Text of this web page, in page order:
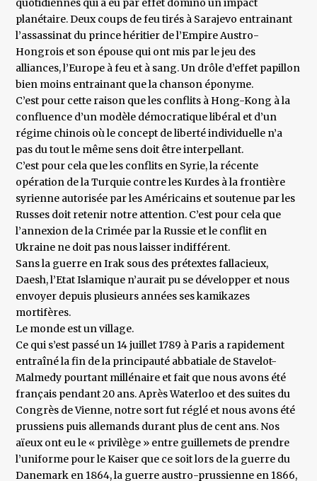
quotidiennes qui a eu par effet domino un impact
planétaire. Deux coups de feu tirés à Sarajevo entrainant
l’assassinat du prince héritier de l’Empire Austro-
Hongrois et son épouse qui ont mis par le jeu des
alliances, l’Europe à feu et à sang. Un drôle d’effet papillon
bien moins entrainant que la chanson éponyme.
C’est pour cette raison que les conflits à Hong-Kong à la
confluence d’un modèle démocratique libéral et d’un
régime chinois où le concept de liberté individuelle n’a
pas du tout le même sens doit être interpellant.
C’est pour cela que les conflits en Syrie, la récente
opération de la Turquie contre les Kurdes à la frontière
syrienne autorisée par les Américains et soutenue par les
Russes doit retenir notre attention. C’est pour cela que
l’annexion de la Crimée par la Russie et le conflit en
Ukraine ne doit pas nous laisser indifférent.
Sans la guerre en Irak sous des prétextes fallacieux,
Daesh, l’Etat Islamique n’aurait pu se développer et nous
envoyer depuis plusieurs années ses kamikazes
mortifères.
Le monde est un village.
Ce qui s’est passé un 14 juillet 1789 à Paris a rapidement
entraîné la fin de la principauté abbatiale de Stavelot-
Malmedy pourtant millénaire et fait que nous avons été
français pendant 20 ans. Après Waterloo et des suites du
Congrès de Vienne, notre sort fut réglé et nous avons été
prussiens puis allemands durant plus de cent ans. Nos
aïeux ont eu le « privilège » entre guillemets de prendre
l’uniforme pour le Kaiser que ce soit lors de la guerre du
Danemark en 1864, la guerre austro-prussienne en 1866,